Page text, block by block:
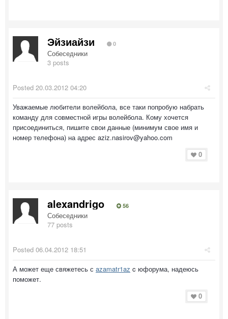
Эйзиайзи 0
Собеседники
3 posts
Posted 20.03.2012 04:20
Уважаемые любители волейбола, все таки попробую набрать
команду для совместной игры волейбола. Кому хочется
присоединиться, пишите свои данные (минимум свое имя и
номер телефона) на адрес aziz.nasirov@yahoo.com
0
alexandrigo 56
Собеседники
77 posts
Posted 06.04.2012 18:51
А может еще свяжетесь с azamatr1az c юфорума, надеюсь
поможет.
0